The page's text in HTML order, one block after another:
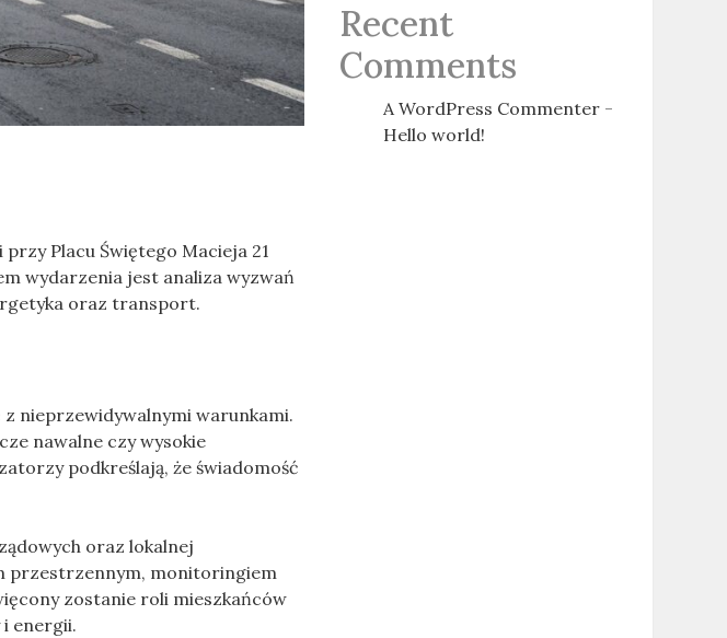
Placu Świętego Macieja 21
wydarzenia jest analiza wyzwań
oraz transport.
nieprzewidywalnymi warunkami.
nawalne czy wysokie
podkreślają, że świadomość
oraz lokalnej
przestrzennym, monitoringiem
zostanie roli mieszkańców
energii.
Recent
Comments
A WordPress Commenter-
Hello world!